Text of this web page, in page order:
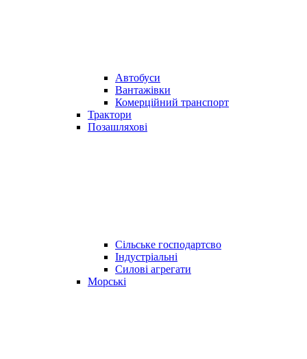
Автобуси
Вантажівки
Комерційний транспорт
Трактори
Позашляхові
Сільське господартсво
Індустріальні
Силові агрегати
Морські